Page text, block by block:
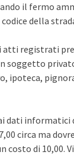
il fermo
della
atti registrati
ipoteca,
dati
circa ma
costo di 10,00.